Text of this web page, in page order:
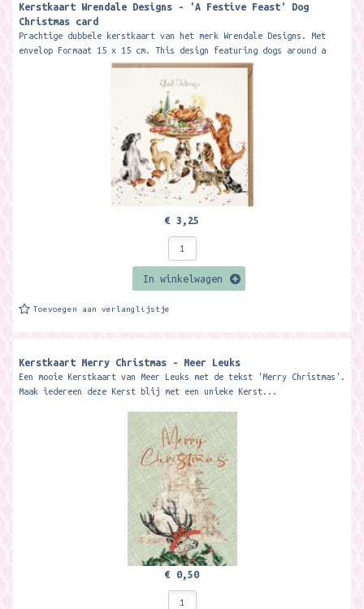
Kerstkaart Wrendale Designs - 'A Festive Feast' Dog
Christmas card ​
Prachtige dubbele kerstkaart van het merk Wrendale Designs. Met
envelop Formaat 15 x 15 cm. This design featuring dogs around a
€ 3,25
In winkelwagen
Toevoegen aan verlanglijstje
Kerstkaart Merry Christmas - Meer Leuks
Een mooie Kerstkaart van Meer Leuks met de tekst 'Merry Christmas'.
Maak iedereen deze Kerst blij met een unieke Kerst...
€ 0,50